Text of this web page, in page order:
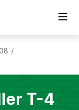
/
T-4